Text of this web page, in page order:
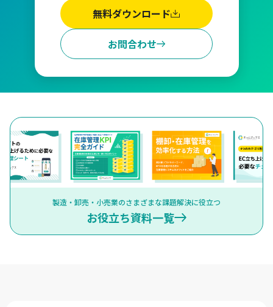
お問合わせ
無料ダウンロード
製造・卸売・小売業のさまざまな課題解決に役立つ
お役立ち資料一覧